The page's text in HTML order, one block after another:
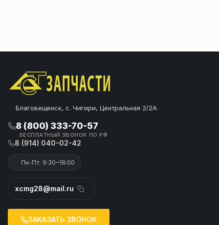
Благовещенск, с. Чигири, Центральная 2/2А
8 (800) 333-70-57
БЕСПЛАТНЫЙ ЗВОНОК ПО РФ
8 (914) 040-02-42
Пн-Пт: 9:30–18:00
xcmg28@mail.ru
ЗАКАЗАТЬ ЗВОНОК